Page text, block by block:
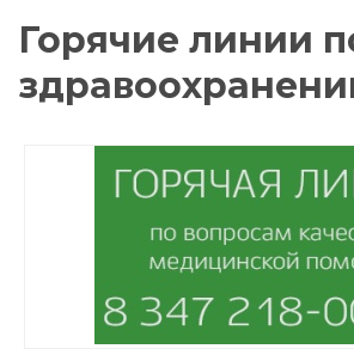
Горячие линии